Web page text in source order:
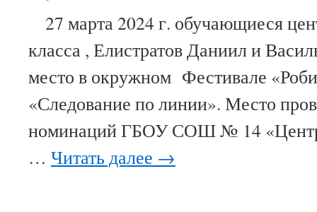
27 марта 2024 г. обучающиеся
класса , Елистратов Даниил и
место в окружном Фестивале
«Следование по линии». Место
номинаций ГБОУ СОШ № 14 «Центр
… Читать далее →